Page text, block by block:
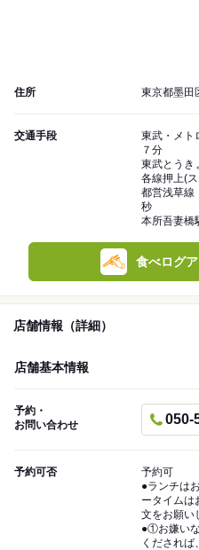
住所 東京都墨田
交通手段
東武・メト
７分
東武とうき
各線押上(
都営浅草線
秒
本所吾妻橋
食べログ
店舗情報（詳細）
店舗基本情報
予約・
お問い合わせ
050-
予約可否
予約可
●ランチは
ータイムは
文をお願い
●①お嫌い
くだされば